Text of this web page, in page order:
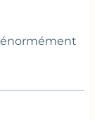
énormément